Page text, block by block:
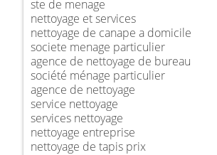
ste de menage
nettoyage et services
nettoyage de canape a domicile
societe menage particulier
agence de nettoyage de bureau
société ménage particulier
agence de nettoyage
service nettoyage
services nettoyage
nettoyage entreprise
nettoyage de tapis prix